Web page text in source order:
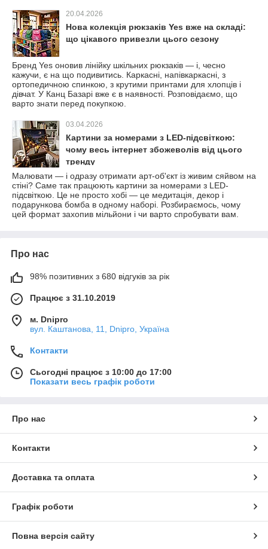
20.04.2026
Нова колекція рюкзаків Yes вже на складі:
що цікавого привезли цього сезону
Бренд Yes оновив лінійку шкільних рюкзаків — і, чесно
кажучи, є на що подивитись. Каркасні, напівкаркасні, з
ортопедичною спинкою, з крутими принтами для хлопців і
дівчат. У Канц Базарі вже є в наявності. Розповідаємо, що
варто знати перед покупкою.
03.04.2026
Картини за номерами з LED-підсвіткою:
чому весь інтернет збожеволів від цього
тренду
Малювати — і одразу отримати арт-об'єкт із живим сяйвом на
стіні? Саме так працюють картини за номерами з LED-
підсвіткою. Це не просто хобі — це медитація, декор і
подарункова бомба в одному наборі. Розбираємось, чому
цей формат захопив мільйони і чи варто спробувати вам.
Про нас
98% позитивних з 680 відгуків за рік
Працює з 31.10.2019
м. Dnipro
вул. Каштанова, 11, Dnipro, Україна
Контакти
Сьогодні працює з 10:00 до 17:00
Показати весь графік роботи
Про нас
Контакти
Доставка та оплата
Графік роботи
Повна версія сайту